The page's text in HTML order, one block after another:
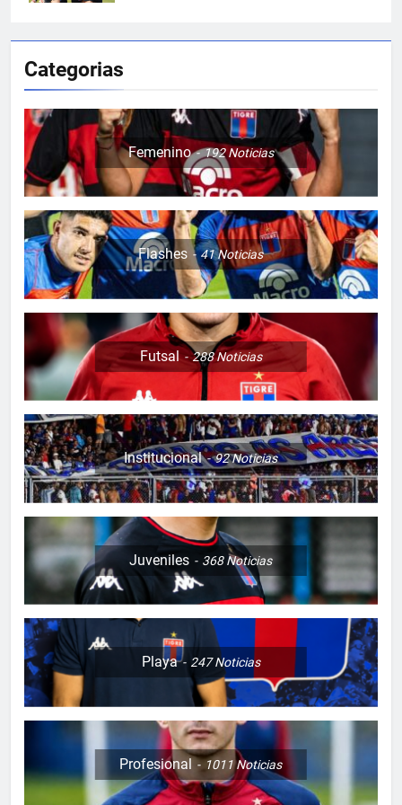
Categorias
Femenino 192Noticias
Flashes 41Noticias
Futsal 288Noticias
Institucional 92Noticias
Juveniles 368Noticias
Playa 247Noticias
Profesional 1011Noticias